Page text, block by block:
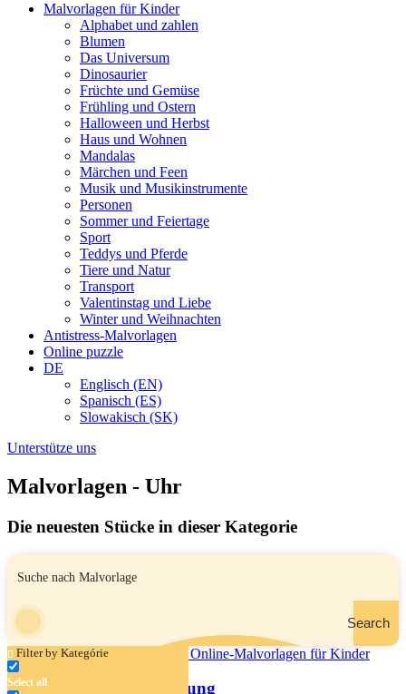
Malvorlagen für Kinder
Alphabet und zahlen
Blumen
Das Universum
Dinosaurier
Früchte und Gemüse
Frühling und Ostern
Halloween und Herbst
Haus und Wohnen
Mandalas
Märchen und Feen
Musik und Musikinstrumente
Personen
Sommer und Feiertage
Sport
Teddys und Pferde
Tiere und Natur
Transport
Valentinstag und Liebe
Winter und Weihnachten
Antistress-Malvorlagen
Online puzzle
DE
Englisch (EN)
Spanisch (ES)
Slowakisch (SK)
Unterstütze uns
Malvorlagen - Uhr
Die neuesten Stücke in dieser Kategorie
Search
Filter by Kategórie
Select all
Junge schreibt eine Prüfung